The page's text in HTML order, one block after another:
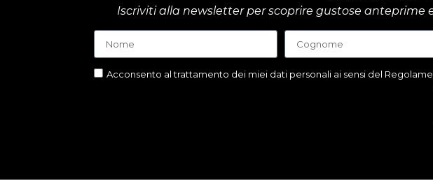
Iscriviti alla newsletter per scoprire gustose
Acconsento al trattamento dei miei dati personali ai sensi del